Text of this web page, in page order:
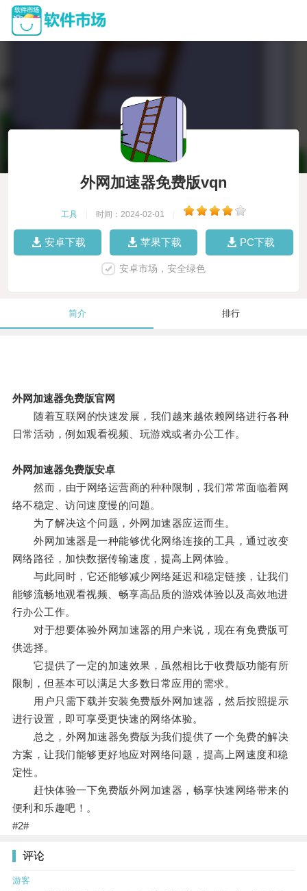
外网加速器免费版vqn
工具 时间：2024-02-01
安卓下载 苹果下载 PC下载
安卓市场，安全绿色
简介 排行
外网加速器免费版官网
随着互联网的快速发展，我们越来越依赖网络进行各种
日常活动，例如观看视频、玩游戏或者办公工作。
外网加速器免费版安卓
然而，由于网络运营商的种种限制，我们常常面临着网
络不稳定、访问速度慢的问题。
为了解决这个问题，外网加速器应运而生。
外网加速器是一种能够优化网络连接的工具，通过改变
网络路径，加快数据传输速度，提高上网体验。
与此同时，它还能够减少网络延迟和稳定链接，让我们
能够流畅地观看视频、畅享高品质的游戏体验以及高效地进
行办公工作。
对于想要体验外网加速器的用户来说，现在有免费版可
供选择。
它提供了一定的加速效果，虽然相比于收费版功能有所
限制，但基本可以满足大多数日常应用的需求。
用户只需下载并安装免费版外网加速器，然后按照提示
进行设置，即可享受更快速的网络体验。
总之，外网加速器免费版为我们提供了一个免费的解决
方案，让我们能够更好地应对网络问题，提高上网速度和稳
定性。
赶快体验一下免费版外网加速器，畅享快速网络带来的
便利和乐趣吧！。
#2#
评论
游客